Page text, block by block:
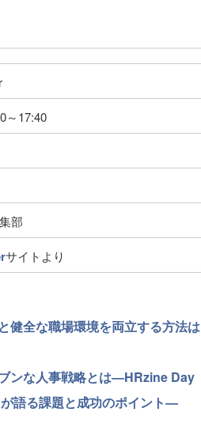
～17:40
部
サイトより
全な職場環境を両立する方法は
ンな人事戦略とは—HRzine Day
語る課題と成功のポイント—